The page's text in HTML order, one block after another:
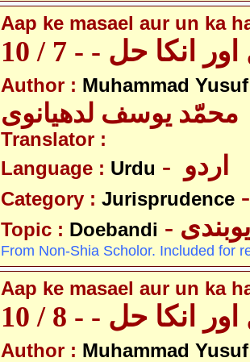
Aap ke masael aur un ka
انکا حل - - 7 / 10
Author : Muhammad
محمّد یوسف لدھیانوی
Translator :
Language : Urdu
Category : Jurisprudence
Topic : Doebandi
From Non-Shia Scholor. Included for
Aap ke masael aur un ka
انکا حل - - 8 / 10
Author : Muhammad